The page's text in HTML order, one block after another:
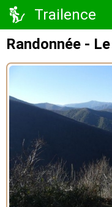
Trailence
Randonnée -